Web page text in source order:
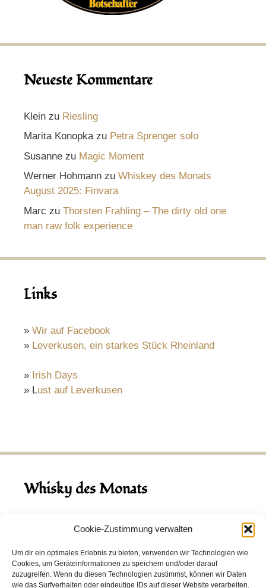
Cookie-Zustimmung verwalten
Um dir ein optimales Erlebnis zu bieten, verwenden wir Technologien wie
Cookies, um Geräteinformationen zu speichern und/oder darauf
zuzugreifen. Wenn du diesen Technologien zustimmst, können wir Daten
wie das Surfverhalten oder eindeutige IDs auf dieser Website verarbeiten.
Neueste Kommentare
Klein zu Riesling
Marita Konopkazu Petra Sprenger solo
Susanne zu Magic Moment
Werner Hohmann zu Whiskey des Monats
August 2025: Finvara
Marc zu Thorsten Frahling – The dirty old one
man raw folk experience
Links
» Wir auf Facebook
» Leverkusen, ein starkes Stück Rheinland
» Irish Days
» Lust auf Leverkusen
Whisky des Monats
August 2026
Hinch Double Wood
Destillerie:Hinch(Irland)
Single Malt, 43.0%